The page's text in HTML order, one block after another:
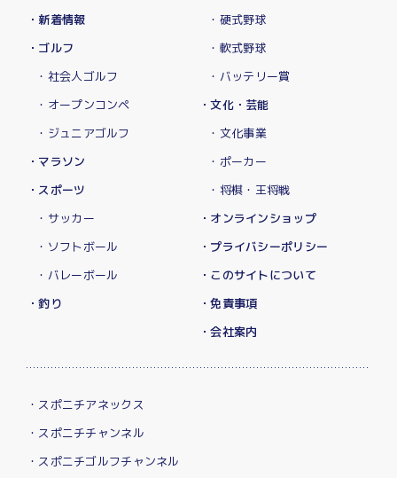
・新着情報
・ゴルフ
・社会人ゴルフ
・オープンコンペ
・ジュニアゴルフ
・マラソン
・スポーツ
・サッカー
・ソフトボール
・バレーボール
・釣り
・硬式野球
・軟式野球
・バッテリー賞
・文化・芸能
・文化事業
・ポーカー
・将棋・王将戦
・オンラインショップ
・プライバシーポリシー
・このサイトについて
・免責事項
・会社案内
・スポニチアネックス
・スポニチチャンネル
・スポニチゴルフチャンネル